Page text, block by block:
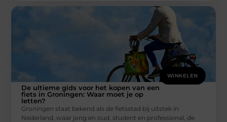
WINKELEN
De ultieme gids voor het kopen van een
fiets in Groningen: Waar moet je op
letten?
Groningen staat bekend als de fietsstad bij uitstek in
Nederland, waar jong en oud, student en professional, de